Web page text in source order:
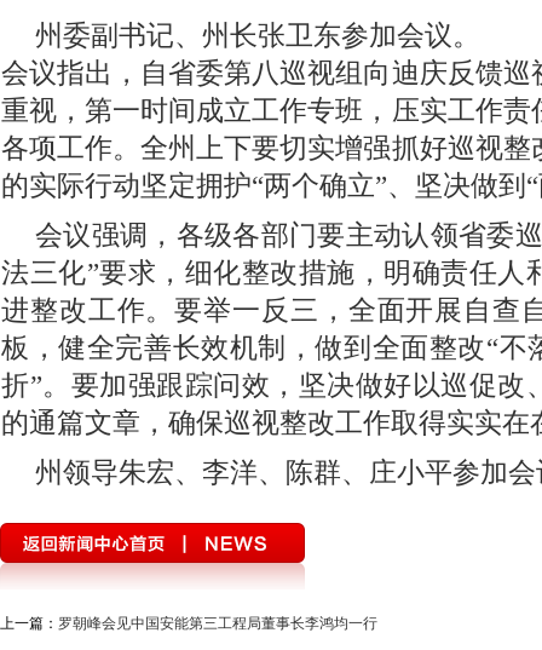
州委副书记、州长张卫东参加会议。
会议指出，自省委第八巡视组向迪庆反馈
重视，第一时间成立工作专班，压实工作
各项工作。全州上下要切实增强抓好巡视
的实际行动坚定拥护“两个确立”、坚决做到
会议强调，各级各部门要主动认领省委
法三化”要求，细化整改措施，明确责任人
进整改工作。要举一反三，全面开展自查
板，健全完善长效机制，做到全面整改“不
折”。要加强跟踪问效，坚决做好以巡促改
的通篇文章，确保巡视整改工作取得实实在
州领导朱宏、李洋、陈群、庄小平参加
上一篇： 罗朝峰会见中国安能第三工程局董事长李鸿均一行